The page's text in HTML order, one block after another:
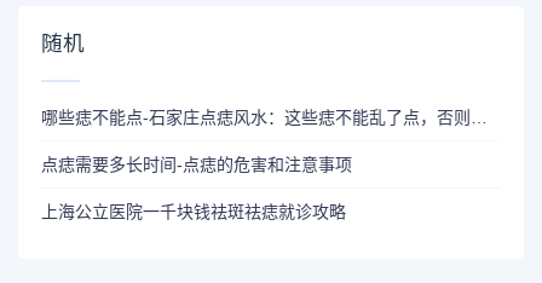
随机
哪些痣不能点-石家庄点痣风水：这些痣不能乱了点，否则会影响你的运势！
点痣需要多长时间-点痣的危害和注意事项
上海公立医院一千块钱祛斑祛痣就诊攻略